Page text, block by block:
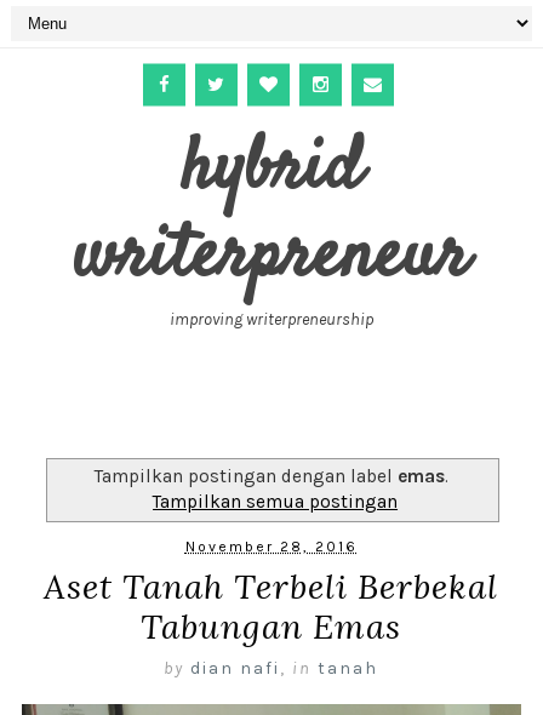
hybrid
writerpreneur
improving writerpreneurship
Tampilkan postingan dengan label emas.
Tampilkan semua postingan
November 28, 2016
Aset Tanah Terbeli Berbekal
Tabungan Emas
by dian nafi , in tanah